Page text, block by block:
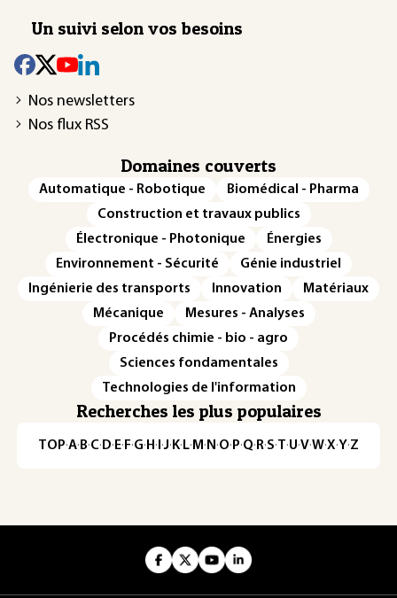
Un suivi selon vos besoins
Nos newsletters
Nos flux RSS
Domaines couverts
Automatique - Robotique
Biomédical - Pharma
Construction et travaux publics
Électronique - Photonique
Énergies
Environnement - Sécurité
Génie industriel
Ingénierie des transports
Innovation
Matériaux
Mécanique
Mesures - Analyses
Procédés chimie - bio - agro
Sciences fondamentales
Technologies de l'information
Recherches les plus populaires
TOP·A·B·C· D· E· F·G· H · ·J· K· L· M · N ·O· P·Q· R·S·T·U·V·W·X·Y·Z